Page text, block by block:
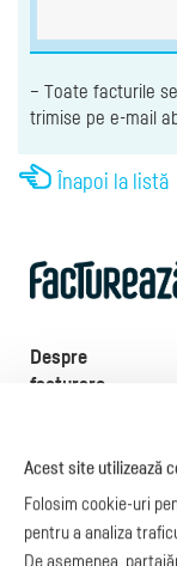
– Toate facturile
trimise pe e-mail
Înapoi la listă
Despre
facturare
Exemple de facturi
Model factură
Manual de
facturare
Acest site utilizează
Folosim cookie-uri
pentru a analiza
De asemenea,